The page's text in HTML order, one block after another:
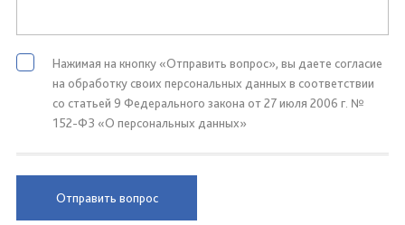
Нажимая на кнопку «Отправить вопрос», вы даете согласие
на обработку своих персональных данных в соответствии
со статьей 9 Федерального закона от 27 июля 2006 г. №
152-ФЗ «О персональных данных»
Отправить вопрос